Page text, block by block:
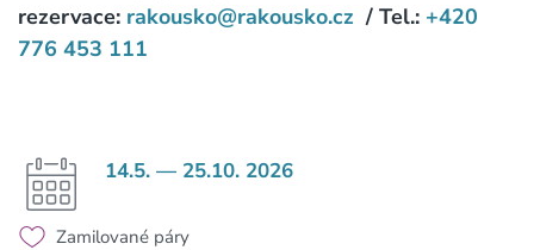
rezervace: rakousko@rakousko.cz / Tel.: +420
776 453 111
14.5. — 25.10. 2026
Zamilované páry